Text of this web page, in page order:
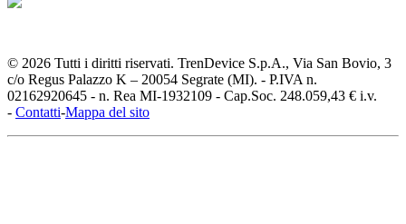
© 2026 Tutti i diritti riservati. TrenDevice S.p.A., Via San Bovio, 3
c/o Regus Palazzo K – 20054 Segrate (MI). - P.IVA n.
02162920645 - n. Rea MI-1932109 - Cap.Soc. 248.059,43 € i.v.
- Contatti-Mappa del sito